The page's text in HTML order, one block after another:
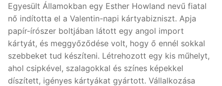
Egyesült Államokban egy Esther Howland nevű fiatal
nő indította el a Valentin-napi kártyabizniszt. Apja
papír-írószer boltjában látott egy angol import
kártyát, és meggyőződése volt, hogy ő ennél sokkal
szebbeket tud készíteni. Létrehozott egy kis műhelyt,
ahol csipkével, szalagokkal és színes képekkel
díszített, igényes kártyákat gyártott. Vállalkozása